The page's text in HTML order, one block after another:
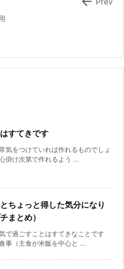
すてきです
気をつけていれば作れるものでしょ
掛け次第で作れるよう ...
ちょっと得した気分になり
まとめ）
で過ごすことはすてきなことです
事（主食が米飯を中心と ...